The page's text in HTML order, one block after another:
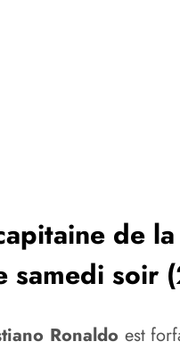
de
samedi soir
Ronaldo est